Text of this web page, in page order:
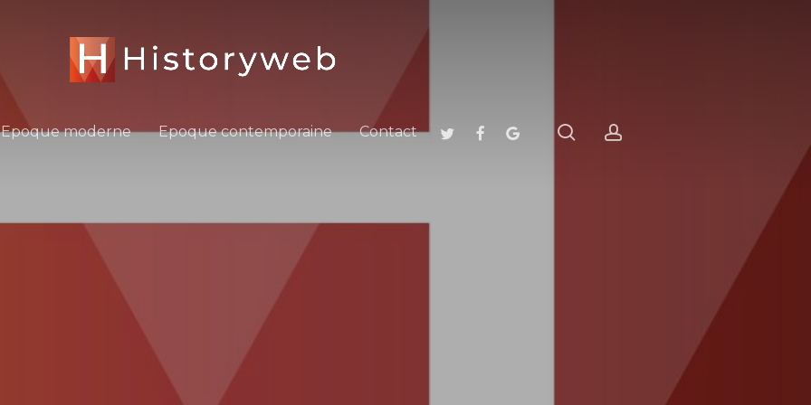
Epoque moderne Epoque contemporaine Contact twitterfacebookgoogle-
search